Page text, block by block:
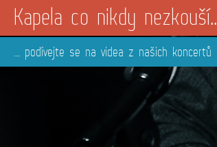
Kapela co nikdy nezkouší..
... podívejte se na videa z našich koncertů